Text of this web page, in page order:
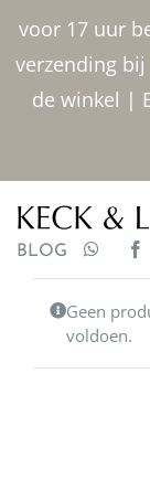
voor 17 uur
verzending
de winkel |
inhoud
BLOG
Geen
voldoen.